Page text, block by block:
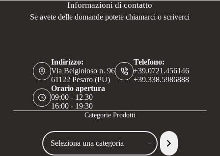
Informazioni di contatto
Se avete delle domande potete chiamarci o scriverci
Indirizzo:
Via Belgioioso n. 96
61122 Pesaro (PU)
Telefono:
+39.0721.456146
+39.338.5986888
Orario apertura
09:00 - 12.30
16:00 - 19:30
Categorie Prodotti
Seleziona
una
categoria